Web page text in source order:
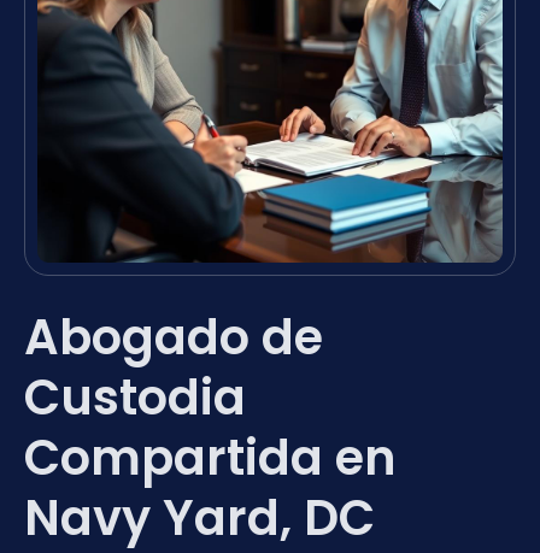
Abogado de
Custodia
Compartida en
Navy Yard, DC